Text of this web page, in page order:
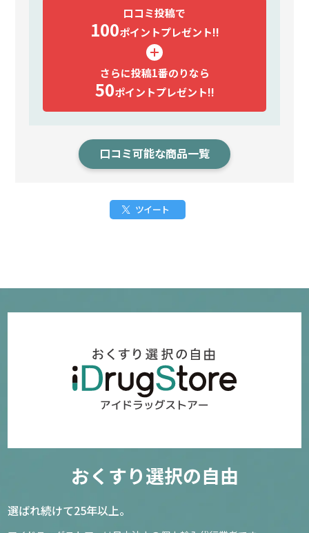
口コミ投稿で
100ポイントプレゼント!!
さらに投稿1番のりなら
50ポイントプレゼント!!
口コミ可能な商品一覧
ツイート
おくすり選択の自由
選ばれ続けて25年以上。